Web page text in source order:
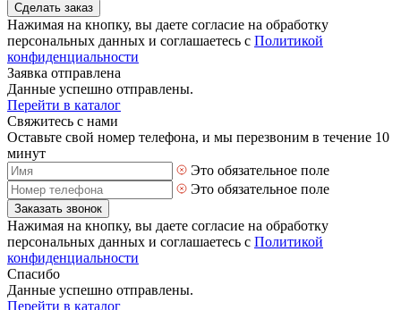
Сделать заказ
Нажимая на кнопку, вы даете согласие на обработку
персональных данных и соглашаетесь с Политикой
конфиденциальности
Заявка отправлена
Данные успешно отправлены.
Перейти в каталог
Свяжитесь с нами
Оставьте свой номер телефона, и мы перезвоним в течение 10
минут
Это обязательное поле
Это обязательное поле
Заказать звонок
Нажимая на кнопку, вы даете согласие на обработку
персональных данных и соглашаетесь с Политикой
конфиденциальности
Спасибо
Данные успешно отправлены.
Перейти в каталог